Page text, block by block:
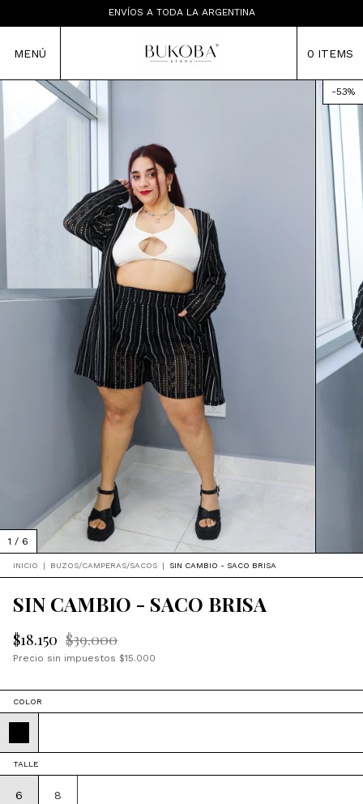
ENVÍOS A TODA LA ARGENTINA
MENÚ 0 ITEMS
-53%
1 / 6
INICIO | BUZOS/CAMPERAS/SACOS | SIN CAMBIO - SACO BRISA
SIN CAMBIO - SACO BRISA
$18.150 $39.000
Precio sin impuestos $15.000
COLOR
TALLE
6 8